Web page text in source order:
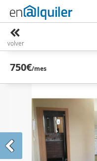
volver
750€/mes